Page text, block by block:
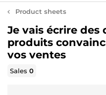
Product sheets
Je vais écrire des
produits
vos ventes
Sales0